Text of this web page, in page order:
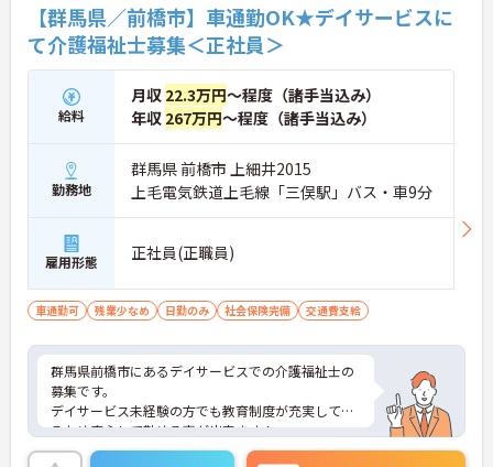
【群馬県／前橋市】車通勤OK★デイサービスに
て介護福祉士募集＜正社員＞
給料
月収 22.3万円～程度（諸手当込み）
年収 267万円～程度（諸手当込み）
勤務地
群馬県 前橋市 上細井2015
上毛電気鉄道上毛線「三俣駅」バス・車9分
雇用形態 正社員(正職員)
車通勤可 残業少なめ 日勤のみ 社会保険完備 交通費支給
群馬県前橋市にあるデイサービスでの介護福祉士の
募集です。
デイサービス未経験の方でも教育制度が充実してい
るため安心して勤める事が出来ます！
また、日勤帯のみのお仕事なので夜勤がありませ